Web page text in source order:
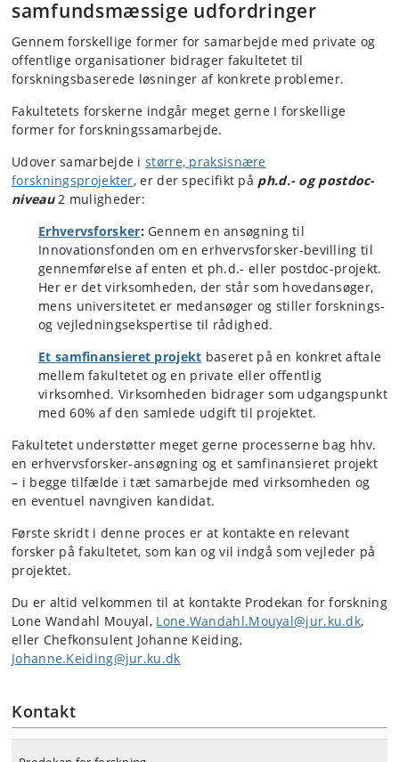
samfundsmæssige udfordringer
Gennem forskellige former for samarbejde med private og
offentlige organisationer bidrager fakultetet til
forskningsbaserede løsninger af konkrete problemer.
Fakultetets forskerne indgår meget gerne I forskellige
former for forskningssamarbejde.
Udover samarbejde istørre, praksisnære
forskningsprojekter, er der specifikt på ph.d.- og postdoc-
niveau2 muligheder:
Erhvervsforsker:Gennem en ansøgning til
Innovationsfonden om en erhvervsforsker-bevilling til
gennemførelse af enten et ph.d.- eller postdoc-projekt.
Her er det virksomheden, der står som hovedansøger,
mens universitetet er medansøger og stiller forsknings-
og vejledningsekspertise til rådighed.
Et samfinansieret projekt baseret på en konkret aftale
mellem fakultetet og en private eller offentlig
virksomhed. Virksomheden bidrager som udgangspunkt
med 60% af den samlede udgift til projektet.
Fakultetet understøtter meget gerne processerne bag hhv.
en erhvervsforsker-ansøgning og et samfinansieret projekt
– i begge tilfælde i tæt samarbejde med virksomheden og
en eventuel navngiven kandidat.
Første skridt i denne proces er at kontakte en relevant
forsker på fakultetet, som kan og vil indgå som vejleder på
projektet.
Du er altid velkommen til at kontakte Prodekan for forskning
Lone Wandahl Mouyal, Lone.Wandahl.Mouyal@jur.ku.dk,
eller Chefkonsulent Johanne Keiding,
Johanne.Keiding@jur.ku.dk
Kontakt